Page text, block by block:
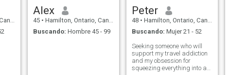
Alex
45 • Hamilton, Ontario, Canadá
Buscando: Hombre 45 - 99
Peter
48 • Hamilton, Ontario, Canadá
Buscando: Mujer 21 - 52
Seeking someone who will
support my travel addiction
and my obsession for
squeezing everything into a